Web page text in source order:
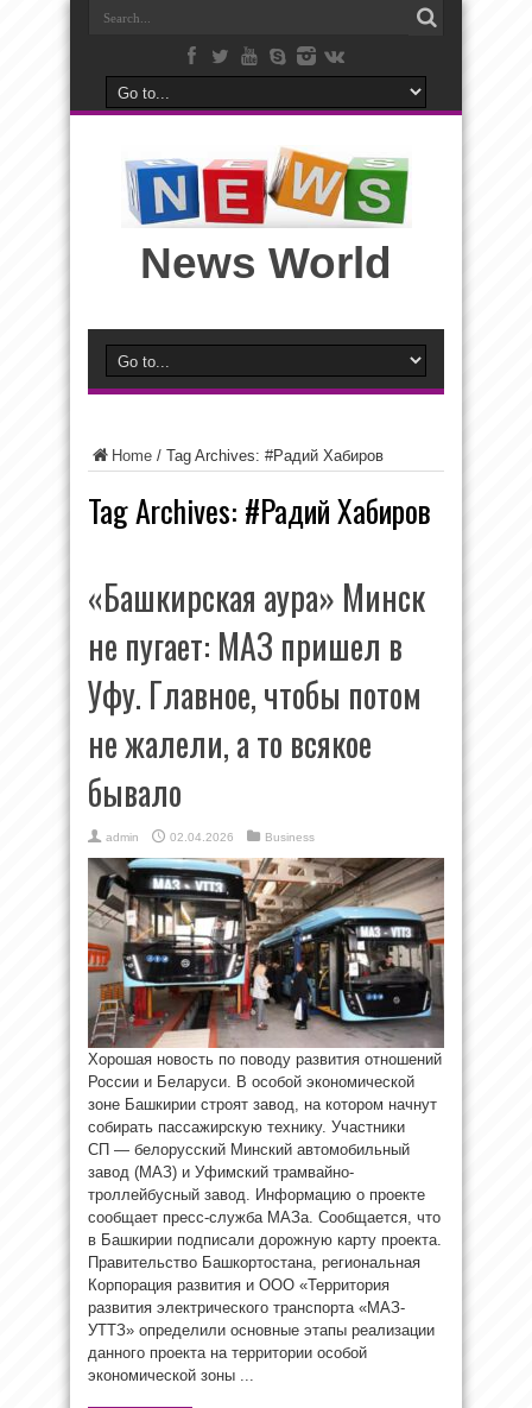
News World
Home / Tag Archives: #Радий Хабиров
Tag Archives: #Радий Хабиров
«Башкирская аура» Минск
не пугает: МАЗ пришел в
Уфу. Главное, чтобы потом
не жалели, а то всякое
бывало
admin 02.04.2026 Business
Хорошая новость по поводу развития отношений
России и Беларуси. В особой экономической
зоне Башкирии строят завод, на котором начнут
собирать пассажирскую технику. Участники
СП — белорусский Минский автомобильный
завод (МАЗ) и Уфимский трамвайно-
троллейбусный завод. Информацию о проекте
сообщает пресс-служба МАЗа. Сообщается, что
в Башкирии подписали дорожную карту проекта.
Правительство Башкортостана, региональная
Корпорация развития и ООО «Территория
развития электрического транспорта «МАЗ-
УТТЗ» определили основные этапы реализации
данного проекта на территории особой
экономической зоны ...